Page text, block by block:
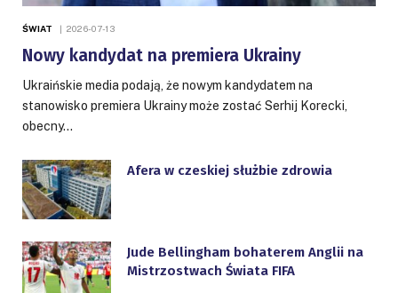
ŚWIAT 2026-07-13
Nowy kandydat na premiera Ukrainy
Ukraińskie media podają, że nowym kandydatem na
stanowisko premiera Ukrainy może zostać Serhij Korecki,
obecny…
Afera w czeskiej służbie zdrowia
Jude Bellingham bohaterem Anglii na
Mistrzostwach Świata FIFA